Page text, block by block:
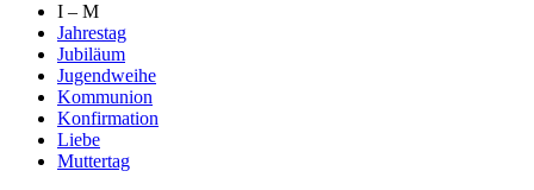
I – M
Jahrestag
Jubiläum
Jugendweihe
Kommunion
Konfirmation
Liebe
Muttertag